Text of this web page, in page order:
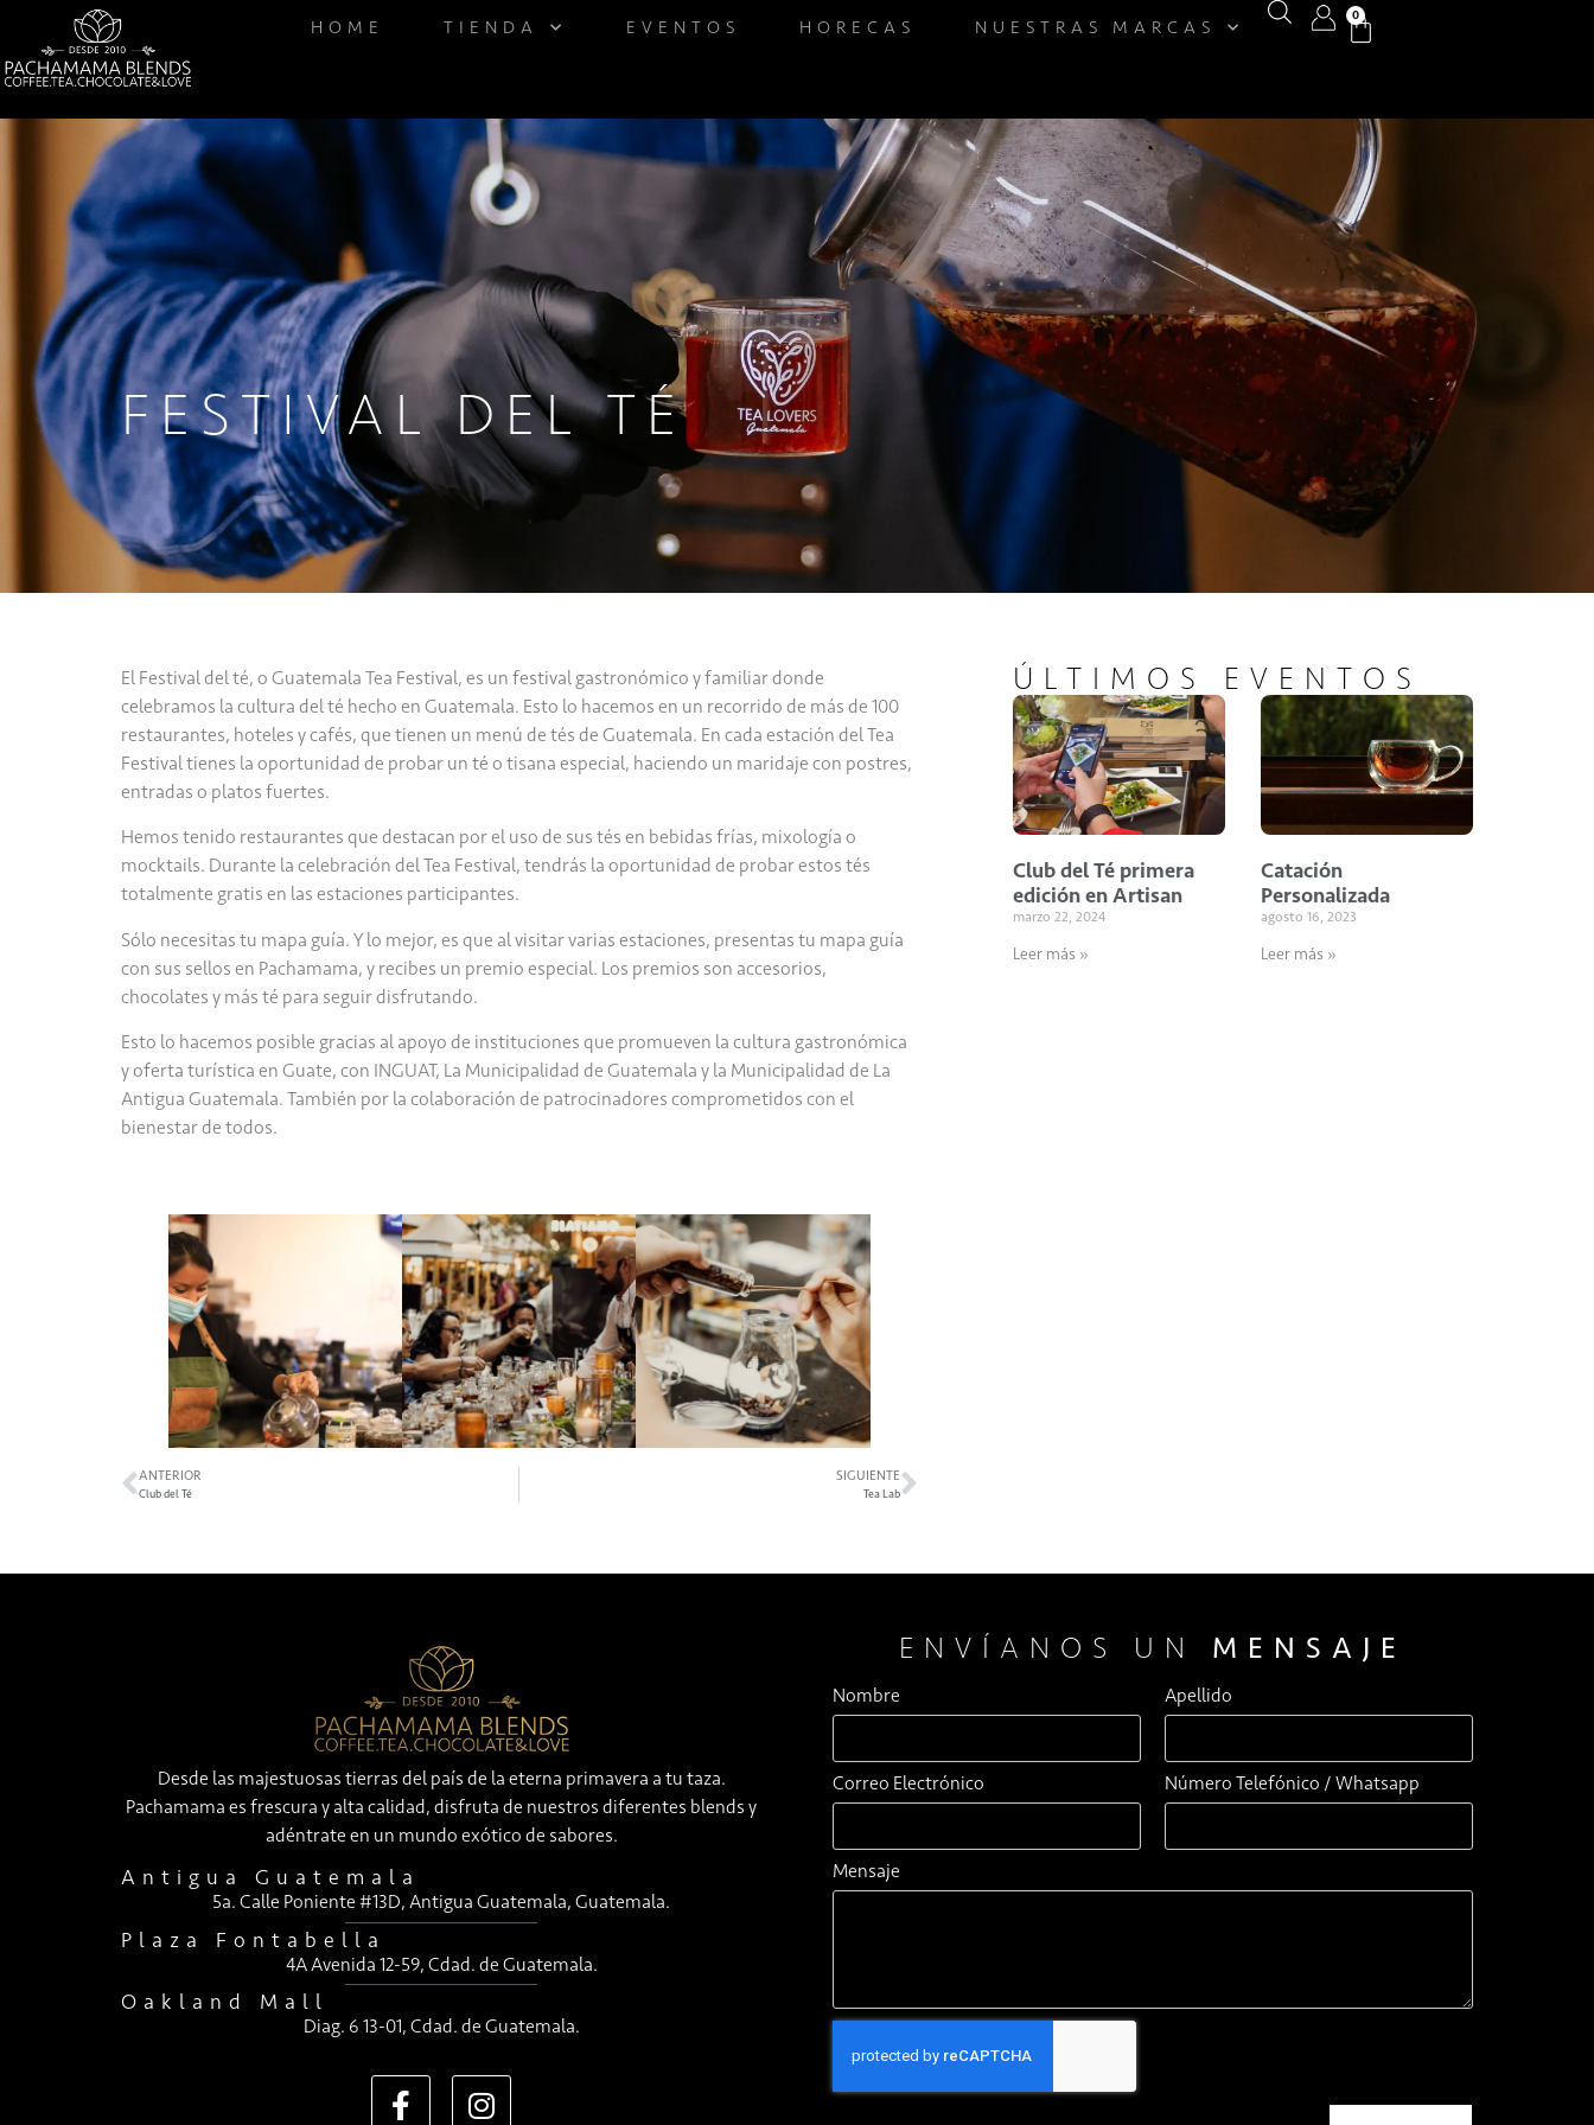
HOME TIENDA EVENTOS HORECAS NUESTRAS MARCAS
0
FESTIVAL DEL TÉ
El Festival del té, o Guatemala Tea Festival, es un festival gastronómico y familiar donde
celebramos la cultura del té hecho en Guatemala. Esto lo hacemos en un recorrido de más de 100
restaurantes, hoteles y cafés, que tienen un menú de tés de Guatemala. En cada estación del Tea
Festival tienes la oportunidad de probar un té o tisana especial, haciendo un maridaje con postres,
entradas o platos fuertes.
Hemos tenido restaurantes que destacan por el uso de sus tés en bebidas frías, mixología o
mocktails. Durante la celebración del Tea Festival, tendrás la oportunidad de probar estos tés
totalmente gratis en las estaciones participantes.
Sólo necesitas tu mapa guía. Y lo mejor, es que al visitar varias estaciones, presentas tu mapa guía
con sus sellos en Pachamama, y recibes un premio especial. Los premios son accesorios,
chocolates y más té para seguir disfrutando.
Esto lo hacemos posible gracias al apoyo de instituciones que promueven la cultura gastronómica
y oferta turística en Guate, con INGUAT, La Municipalidad de Guatemala y la Municipalidad de La
Antigua Guatemala. También por la colaboración de patrocinadores comprometidos con el
bienestar de todos.
ANTERIOR
Club del Té
SIGUIENTE
Tea Lab
ÚLTIMOS EVENTOS
Club del Té primera
edición en Artisan
marzo 22, 2024
Leer más »
Catación
Personalizada
agosto 16, 2023
Leer más »
Desde las majestuosas tierras del país de la eterna primavera a tu taza.
Pachamama es frescura y alta calidad, disfruta de nuestros diferentes blends y
adéntrate en un mundo exótico de sabores.
Antigua Guatemala
5a. Calle Poniente #13D, Antigua Guatemala, Guatemala.
Plaza Fontabella
4A Avenida 12-59, Cdad. de Guatemala.
Oakland Mall
Diag. 6 13-01, Cdad. de Guatemala.
ENVÍANOS UN MENSAJE
Nombre Apellido
Correo Electrónico Número Telefónico / Whatsapp
Mensaje